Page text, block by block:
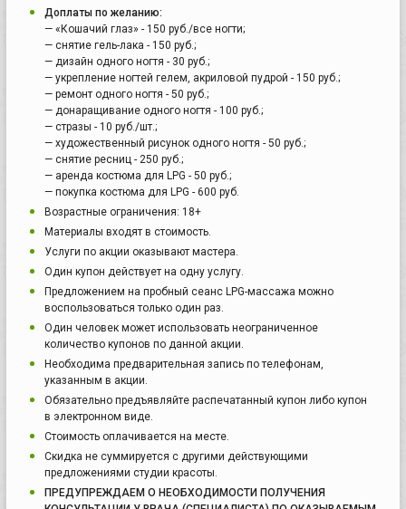
Доплаты по желанию:
— «Кошачий глаз» - 150 руб./все ногти;
— снятие гель-лака - 150 руб.;
— дизайн одного ногтя - 30 руб.;
— укрепление ногтей гелем, акриловой пудрой - 150 руб.;
— ремонт одного ногтя - 50 руб.;
— донаращивание одного ногтя - 100 руб.;
— стразы - 10 руб./шт.;
— художественный рисунок одного ногтя - 50 руб.;
— снятие ресниц - 250 руб.;
— аренда костюма для LPG - 50 руб.;
— покупка костюма для LPG - 600 руб.
Возрастные ограничения: 18+
Материалы входят в стоимость.
Услуги по акции оказывают мастера.
Один купон действует на одну услугу.
Предложением на пробный сеанс LPG-массажа можно
воспользоваться только один раз.
Один человек может использовать неограниченное
количество купонов по данной акции.
Необходима предварительная запись по телефонам,
указанным в акции.
Обязательно предъявляйте распечатанный купон либо купон
в электронном виде.
Стоимость оплачивается на месте.
Скидка не суммируется с другими действующими
предложениями студии красоты.
ПРЕДУПРЕЖДАЕМ О НЕОБХОДИМОСТИ ПОЛУЧЕНИЯ